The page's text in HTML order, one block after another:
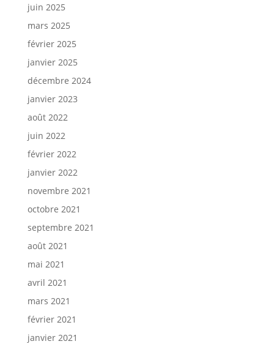
juin 2025
mars 2025
février 2025
janvier 2025
décembre 2024
janvier 2023
août 2022
juin 2022
février 2022
janvier 2022
novembre 2021
octobre 2021
septembre 2021
août 2021
mai 2021
avril 2021
mars 2021
février 2021
janvier 2021